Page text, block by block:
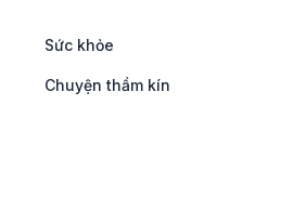
Sức khỏe
Chuyện thầm kín